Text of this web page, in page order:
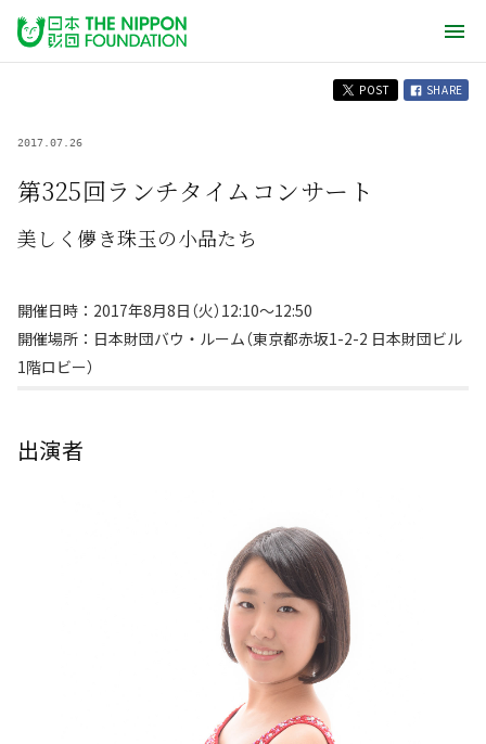
POST SHARE
2017.07.26
第325回ランチタイムコンサート
美しく儚き珠玉の小品たち
開催日時：2017年8月8日（火）12:10～12:50
開催場所：日本財団バウ・ルーム（東京都赤坂1-2-2 日本財団ビル
1階ロビー）
出演者